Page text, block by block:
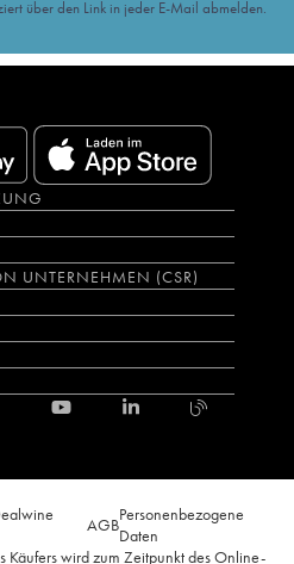
über den Link in jeder E-Mail abmelden.
UNTERNEHMEN (CSR)
AGBPersonenbezogene
Daten
Käufers wird zum Zeitpunkt des Online-